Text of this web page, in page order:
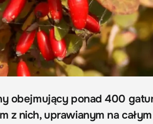
obejmujący ponad 400
z nich, uprawianym na